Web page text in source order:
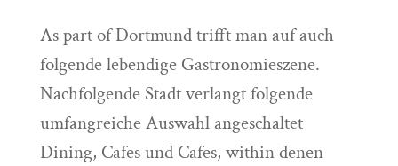
As part of Dortmund trifft man auf auch
folgende lebendige Gastronomieszene.
Nachfolgende Stadt verlangt folgende
umfangreiche Auswahl angeschaltet
Dining, Cafes und Cafes, within denen